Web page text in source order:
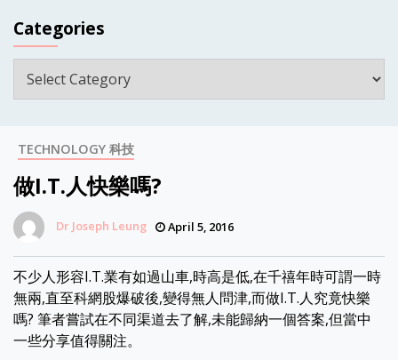
TECHNOLOGY 科技
做I.T.人快樂嗎?
Dr Joseph Leung April 5, 2016
不少人形容I.T.業有如過山車,時高是低,在千禧年時可謂一時
無兩,直至科網股爆破後,變得無人問津,而做I.T.人究竟快樂
嗎? 筆者嘗試在不同渠道去了解,未能歸納一個答案,但當中
一些分享值得關注。
Categories
Categories